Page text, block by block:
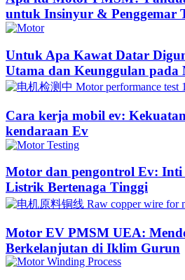
untuk Insinyur & Penggemar
Untuk Apa Kawat Datar
Utama dan Keunggulan pada
Cara kerja mobil ev:
kendaraan Ev
Motor dan pengontrol Ev: Inti
Listrik Bertenaga Tinggi
Motor EV PMSM UEA:
Berkelanjutan di Iklim Gurun​